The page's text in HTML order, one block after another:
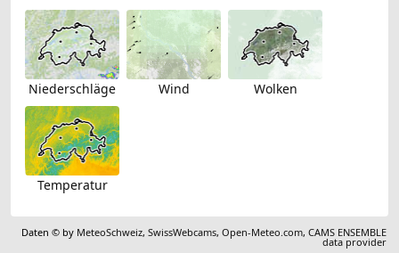
Niederschläge Wind Wolken
Temperatur
Daten © by MeteoSchweiz,SwissWebcams,Open-Meteo.com,CAMS ENSEMBLE
data provider